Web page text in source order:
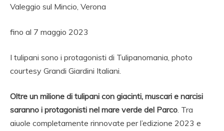
Valeggio sul Mincio, Verona
fino al 7 maggio 2023
I tulipani sono i protagonisti di Tulipanomania, photo
courtesy Grandi Giardini Italiani.
Oltre un milione di tulipani con giacinti, muscari e narcisi
saranno i protagonisti nel mare verde del Parco. Tra
aiuole completamente rinnovate per l’edizione 2023 e